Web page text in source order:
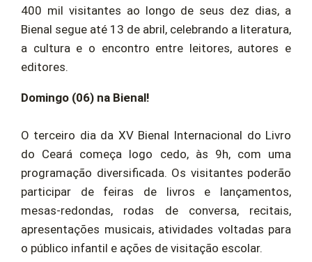
400 mil visitantes ao longo de seus dez dias, a
Bienal segue até 13 de abril, celebrando a literatura,
a cultura e o encontro entre leitores, autores e
editores.
Domingo (06) na Bienal!
O terceiro dia da XV Bienal Internacional do Livro
do Ceará começa logo cedo, às 9h, com uma
programação diversificada. Os visitantes poderão
participar de feiras de livros e lançamentos,
mesas-redondas, rodas de conversa, recitais,
apresentações musicais, atividades voltadas para
o público infantil e ações de visitação escolar.